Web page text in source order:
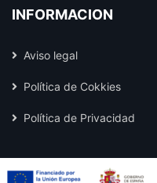
INFORMACIÓN
Aviso legal
Política de Cokkies
Política de Privacidad